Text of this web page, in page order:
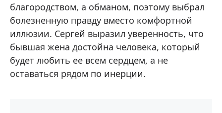
благородством, а обманом, поэтому выбрал
болезненную правду вместо комфортной
иллюзии. Сергей выразил уверенность, что
бывшая жена достойна человека, который
будет любить ее всем сердцем, а не
оставаться рядом по инерции.